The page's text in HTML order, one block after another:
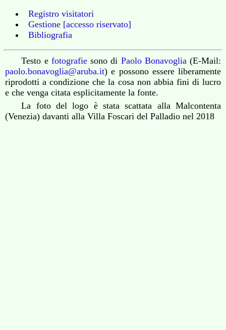
Registro visitatori
Gestione [accesso riservato]
Bibliografia
Testo e fotografiesono di Paolo Bonavoglia (E-Mail:
paolo.bonavoglia@aruba.it) e possono essere liberamente
riprodotti a condizione che la cosa non abbia fini di lucro
e che venga citata esplicitamente la fonte.
La foto del logo è stata scattata alla Malcontenta
(Venezia) davanti alla Villa Foscari del Palladio nel 2018